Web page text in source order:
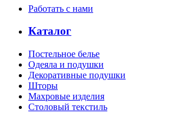
Работать с нами
Каталог
Постельное белье
Одеяла и подушки
Декоративные подушки
Шторы
Махровые изделия
Столовый текстиль